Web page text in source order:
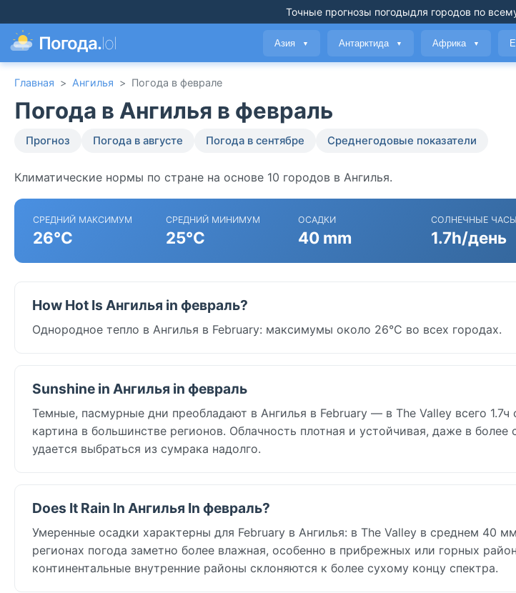
Точные прогнозы погодыдля городов по
Погода.lol Азия ▼ Антарктида ▼ Африка ▼
Главная > Ангилья > Погода в феврале
Погода в Ангилья в февраль
Прогноз Погода в августе Погода в сентябре Среднегодовые показатели
Климатические нормы по стране на основе 10 городов в Ангилья.
СРЕДНИЙ МАКСИМУМ
26°C
СРЕДНИЙ МИНИМУМ
25°C
ОСАДКИ
40 mm
СОЛНЕЧНЫЕ ЧАСЫ
1.7h/день
How Hot Is Ангилья in февраль?
Однородное тепло в Ангилья в February: максимумы около 26°C во всех городах.
Sunshine in Ангилья in февраль
Темные, пасмурные дни преобладают в Ангилья в February — в The Valley всего 1.7ч
картина в большинстве регионов. Облачность плотная и устойчивая, даже в более
удается выбраться из сумрака надолго.
Does It Rain In Ангилья In февраль?
Умеренные осадки характерны для February в Ангилья: в The Valley в среднем 40
регионах погода заметно более влажная, особенно в прибрежных или горных
континентальные внутренние районы склоняются к более сухому концу спектра.